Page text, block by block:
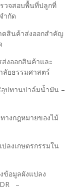
วจสอบพื้นที่ปลูกที่
ำกัด
าส่งออกสำคัญ
งออกสินค้าและ
ลัยธรรมศาสตร์
อุปทานปาล์มน้ำมัน –
างกฎหมายของไม้
ลงเกษตรกรรมใน
มูลผังแปลง
–